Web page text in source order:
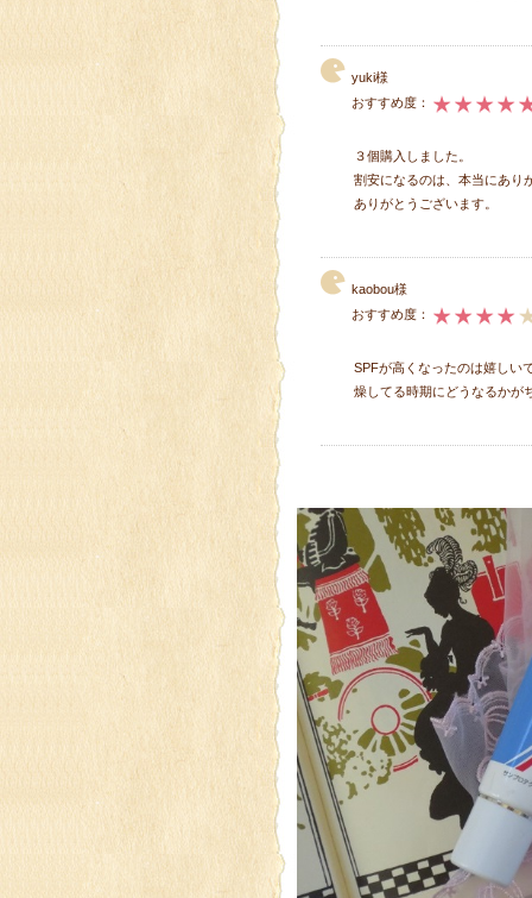
yuki様
おすすめ度：
３個購入しました。
割安になるのは、本当にあり
ありがとうございます。
kaobou様
おすすめ度：
SPFが高くなったのは嬉しい
燥してる時期にどうなるかが